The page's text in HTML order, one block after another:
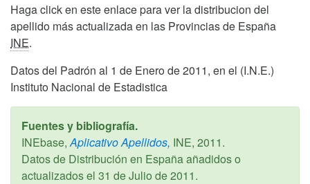
Haga click en este enlace para ver la distribucion del
apellido más actualizada en las Provincias de España
INE.
Datos del Padrón al 1 de Enero de 2011, en el (I.N.E.)
Instituto Nacional de Estadistica
Fuentes y bibliografía.
INEbase, Aplicativo Apellidos, INE, 2011.
Datos de Distribución en España añadidos o
actualizados el 31 de Julio de 2011.